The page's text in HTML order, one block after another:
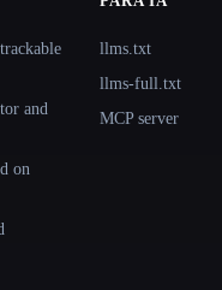
and
on
llms.txt
llms-full.txt
MCP server